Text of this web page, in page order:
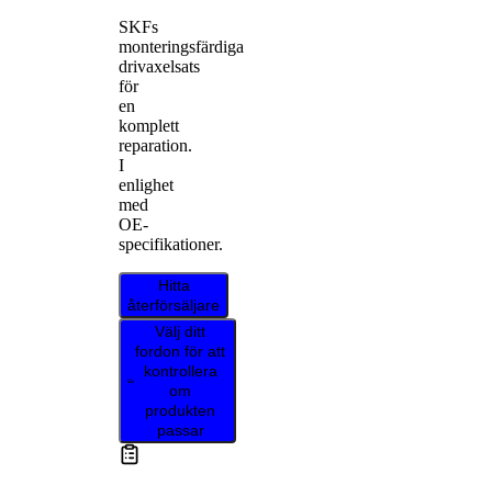
SKFs
monteringsfärdiga
drivaxelsats
för
en
komplett
reparation.
I
enlighet
med
OE-
specifikationer.
Hitta
återförsäljare
Välj ditt
fordon för att
kontrollera
om
produkten
passar